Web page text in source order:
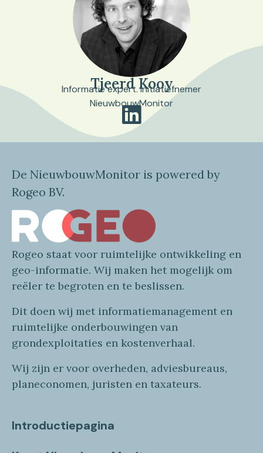
Tjeerd Kooy
Informatie expert. Initiatiefnemer
NieuwbouwMonitor
De NieuwbouwMonitor is powered by
Rogeo BV.
Rogeo staat voor ruimtelijke ontwikkeling en
geo-informatie. Wij maken het mogelijk om
reëler te begroten en te beslissen.
Dit doen wij met informatiemanagement en
ruimtelijke onderbouwingen van
grondexploitaties en kostenverhaal.
Wij zijn er voor overheden, adviesbureaus,
planeconomen, juristen en taxateurs.
Introductiepagina